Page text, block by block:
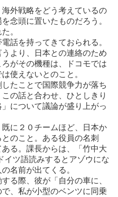
外戦略をどう考えているの
念頭に置いたものだろう。
。
話を持ってきておられる。
より、日本との連絡のため
がその機種は、ドコモでは
使えないとのこと。
たことで国際競争力が落ち
の話と合わせ、ひとしきり
について議論が盛り上がっ
に２０チームほど、日本か
のこと。ある役員の名刺
る。課長からは、「竹中大
イツ語読みするとアゾウにな
名前が出てくる。
る際、彼が「自分の車に、
、私が小型のベンツに同乗